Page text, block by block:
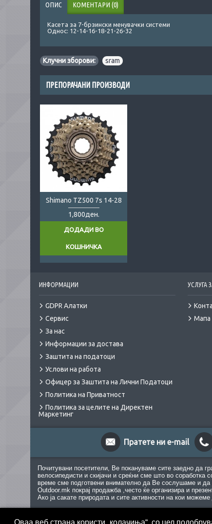
ОПИС КОМЕНТАРИ (0)
Касета за 7-брзински менувачки системи
Однос: 12-14-16-18-21-26-32
Клучни зборови: sram
ПРЕПОРАЧАНИ ПРОИЗВОДИ
Shimano TZ500 7s 14-28
1,800ден.
ДОДАДИ ВО
КОШНИЧКА
ИНФОРМАЦИИ
GDPR Алатки
Сервис
За нас
Информации за достава
Заштита на податоци
Услови на работа
Офицер за Заштита на Лични Податоци
Политика на Приватност
Политика за целите на Директен
Маркетинг
УСЛУГА
Мапа
Пратете ни e-mail
Почитувани посетители, Ве покануваме сите заедно да
велосипедисти и скијачи и среќни сме што во
време сме подготвени внимателно да Ве сослушаме и
Outdoor.mk покрај продажба ,често ќе организира и
Ако ја сакате природата и сите активности на кои